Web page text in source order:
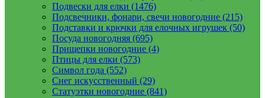
Подвески для елки (1476)
Подсвечники, фонари, свечи новогодние (215)
Подставки и крючки для елочных игрушек (50)
Посуда новогодняя (695)
Прищепки новогодние (4)
Птицы для елки (573)
Символ года (552)
Снег искусственный (29)
Статуэтки новогодние (841)